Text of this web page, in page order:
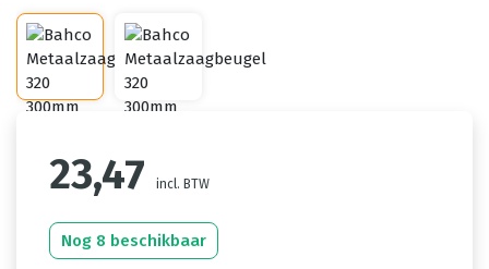
23,47 incl. BTW
Nog 8 beschikbaar